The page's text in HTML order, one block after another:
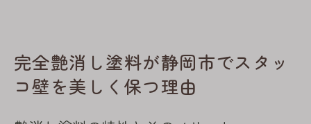
完全艶消し塗料が静岡市でスタッ
コ壁を美しく保つ理由